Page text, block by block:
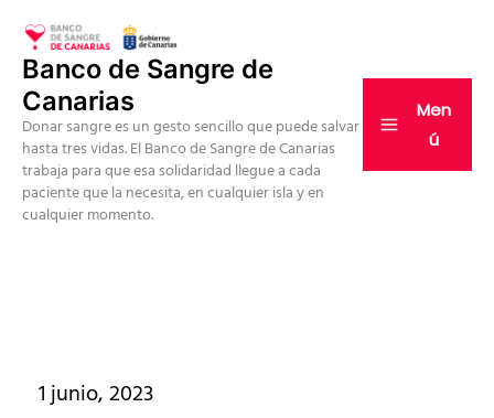
contenido
Banco de Sangre de
Canarias
Donar sangre es un gesto sencillo que puede salvar
hasta tres vidas. El Banco de Sangre de Canarias
trabaja para que esa solidaridad llegue a cada
paciente que la necesita, en cualquier isla y en
cualquier momento.
Men
ú
1 junio, 2023